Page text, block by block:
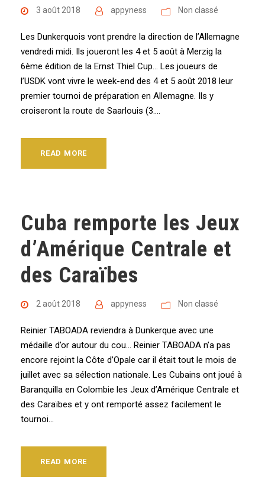
3 août 2018 appyness Non classé
Les Dunkerquois vont prendre la direction de l’Allemagne
vendredi midi. Ils joueront les 4 et 5 août à Merzig la
6ème édition de la Ernst Thiel Cup… Les joueurs de
l’USDK vont vivre le week-end des 4 et 5 août 2018 leur
premier tournoi de préparation en Allemagne. Ils y
croiseront la route de Saarlouis (3....
READ MORE
Cuba remporte les Jeux
d’Amérique Centrale et
des Caraïbes
2 août 2018 appyness Non classé
Reinier TABOADA reviendra à Dunkerque avec une
médaille d’or autour du cou… Reinier TABOADA n’a pas
encore rejoint la Côte d’Opale car il était tout le mois de
juillet avec sa sélection nationale. Les Cubains ont joué à
Baranquilla en Colombie les Jeux d’Amérique Centrale et
des Caraïbes et y ont remporté assez facilement le
tournoi...
READ MORE